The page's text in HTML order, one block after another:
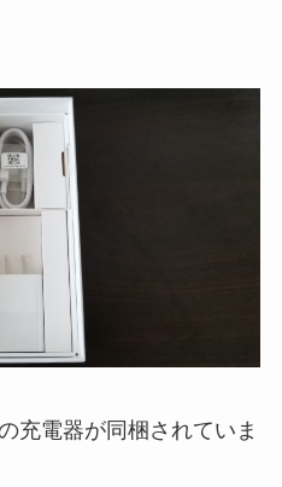
充電器が同梱されていま